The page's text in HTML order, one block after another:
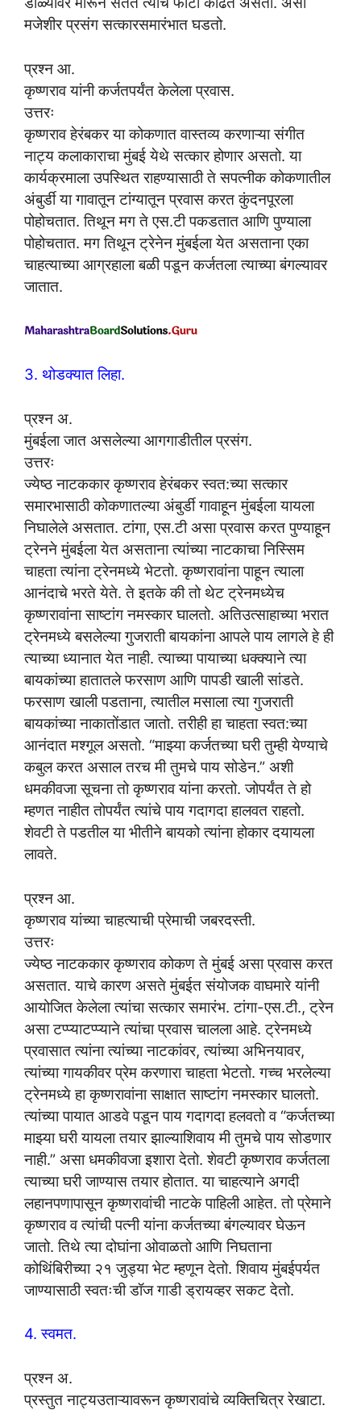
मजेशीर प्रसंग सत्कारसमारंभात घडतो.
प्रश्न आ.
कृष्णराव यांनी कर्जतपर्यंत केलेला प्रवास.
उत्तरः
कृष्णराव हेरंबकर या कोकणात वास्तव्य करणाऱ्या संगीत
नाट्य कलाकाराचा मुंबई येथे सत्कार होणार असतो. या
कार्यक्रमाला उपस्थित राहण्यासाठी ते सपत्नीक कोकणातील
अंबुर्डी या गावातून टांग्यातून प्रवास करत कुंदनपूरला
पोहोचतात. तिथून मग ते एस.टी पकडतात आणि पुण्याला
पोहोचतात. मग तिथून ट्रेनेन मुंबईला येत असताना एका
चाहत्याच्या आग्रहाला बळी पडून कर्जतला त्याच्या बंगल्यावर
जातात.
3. थोडक्यात लिहा.
प्रश्न अ.
मुंबईला जात असलेल्या आगगाडीतील प्रसंग.
उत्तरः
ज्येष्ठ नाटककार कृष्णराव हेरंबकर स्वत:च्या सत्कार
समारभासाठी कोकणातल्या अंबुर्डी गावाहून मुंबईला यायला
निघालेले असतात. टांगा, एस.टी असा प्रवास करत पुण्याहून
ट्रेनने मुंबईला येत असताना त्यांच्या नाटकाचा निस्सिम
चाहता त्यांना ट्रेनमध्ये भेटतो. कृष्णरावांना पाहून त्याला
आनंदाचे भरते येते. ते इतके की तो थेट ट्रेनमध्येच
कृष्णरावांना साष्टांग नमस्कार घालतो. अतिउत्साहाच्या भरात
ट्रेनमध्ये बसलेल्या गुजराती बायकांना आपले पाय लागले हे ही
त्याच्या ध्यानात येत नाही. त्याच्या पायाच्या धक्क्याने त्या
बायकांच्या हातातले फरसाण आणि पापडी खाली सांडते.
फरसाण खाली पडताना, त्यातील मसाला त्या गुजराती
बायकांच्या नाकातोंडात जातो. तरीही हा चाहता स्वत:च्या
आनंदात मश्गूल असतो. “माझ्या कर्जतच्या घरी तुम्ही येण्याचे
कबुल करत असाल तरच मी तुमचे पाय सोडेन.” अशी
धमकीवजा सूचना तो कृष्णराव यांना करतो. जोपर्यंत ते हो
म्हणत नाहीत तोपर्यंत त्यांचे पाय गदागदा हालवत राहतो.
शेवटी ते पडतील या भीतीने बायको त्यांना होकार दयायला
लावते.
प्रश्न आ.
कृष्णराव यांच्या चाहत्याची प्रेमाची जबरदस्ती.
उत्तरः
ज्येष्ठ नाटककार कृष्णराव कोकण ते मुंबई असा प्रवास करत
असतात. याचे कारण असते मुंबईत संयोजक वाघमारे यांनी
आयोजित केलेला त्यांचा सत्कार समारंभ. टांगा-एस.टी., ट्रेन
असा टप्प्याटप्प्याने त्यांचा प्रवास चालला आहे. ट्रेनमध्ये
प्रवासात त्यांना त्यांच्या नाटकांवर, त्यांच्या अभिनयावर,
त्यांच्या गायकीवर प्रेम करणारा चाहता भेटतो. गच्च भरलेल्या
ट्रेनमध्ये हा कृष्णरावांना साक्षात साष्टांग नमस्कार घालतो.
त्यांच्या पायात आडवे पडून पाय गदागदा हलवतो व “कर्जतच्या
माझ्या घरी यायला तयार झाल्याशिवाय मी तुमचे पाय सोडणार
नाही.” असा धमकीवजा इशारा देतो. शेवटी कृष्णराव कर्जतला
त्याच्या घरी जाण्यास तयार होतात. या चाहत्याने अगदी
लहानपणापासून कृष्णरावांची नाटके पाहिली आहेत. तो प्रेमाने
कृष्णराव व त्यांची पत्नी यांना कर्जतच्या बंगल्यावर घेऊन
जातो. तिथे त्या दोघांना ओवाळतो आणि निघताना
कोथिंबिरीच्या २१ जुड्या भेट म्हणून देतो. शिवाय मुंबईपर्यत
जाण्यासाठी स्वतःची डॉज गाडी ड्रायव्हर सकट देतो.
4. स्वमत.
प्रश्न अ.
प्रस्तुत नाट्यउताऱ्यावरून कृष्णरावांचे व्यक्तिचित्र रेखाटा.